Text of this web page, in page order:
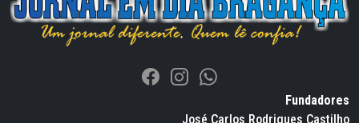
Fundadores
José Carlos Rodrigues Castilho